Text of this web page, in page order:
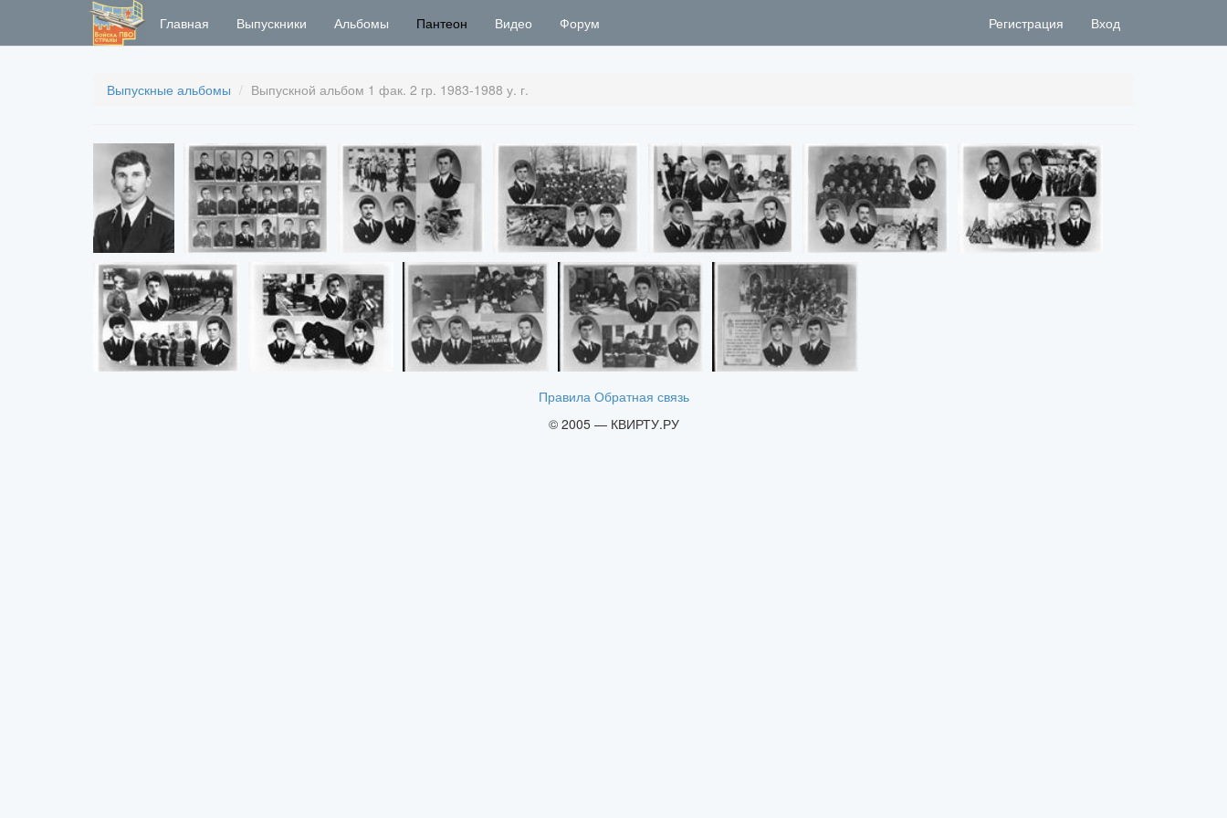
Главная Выпускники Альбомы Пантеон Видео Форум Регистрация Вход
Выпускные альбомы Выпускной альбом 1 фак. 2 гр. 1983-1988 у. г.
Правила Обратная связь
© 2005 — КВИРТУ.РУ